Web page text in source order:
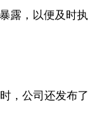
露，以便及时执
，公司还发布了